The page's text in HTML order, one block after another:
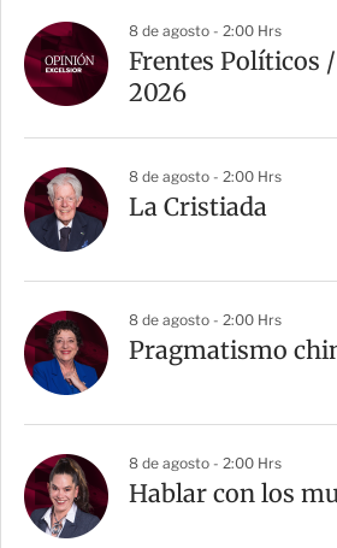
8 de agosto - 2:00 Hrs
Frentes Políticos
2026
8 de agosto - 2:00 Hrs
La Cristiada
8 de agosto - 2:00 Hrs
Pragmatismo
8 de agosto - 2:00 Hrs
Hablar con los